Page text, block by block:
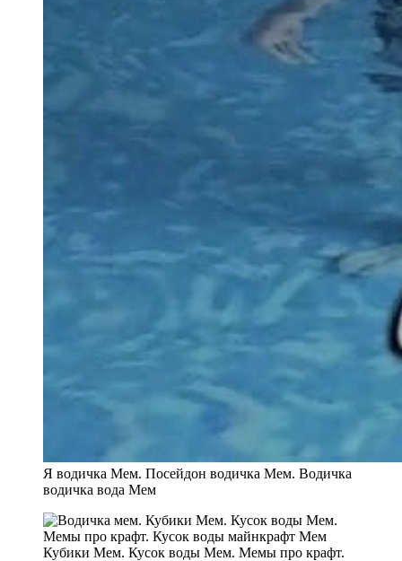
Я водичка Мем. Посейдон водичка Мем. Водичка
водичка вода Мем
Кубики Мем. Кусок воды Мем. Мемы про крафт.